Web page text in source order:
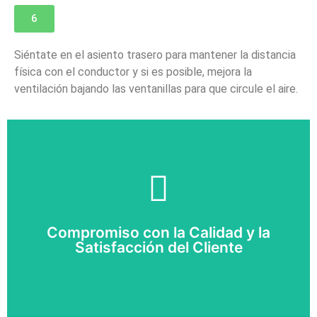
6
Siéntate en el asiento trasero para mantener la distancia
física con el conductor y si es posible, mejora la
ventilación bajando las ventanillas para que circule el aire.
Compromiso con la Calidad y la
Satisfacción del Cliente